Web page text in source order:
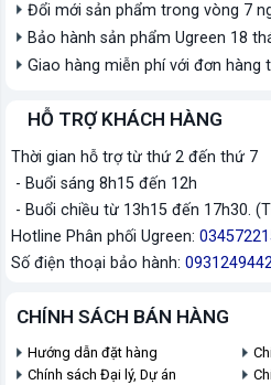
Đổi mới sản phẩm trong vòng 7
Bảo hành sản phẩm Ugreen 18
Giao hàng miễn phí với đơn hàng
HỖ TRỢ KHÁCH HÀNG
Thời gian hỗ trợ từ thứ 2 đến thứ 7
- Buổi sáng 8h15 đến 12h
- Buổi chiều từ 13h15 đến 17h30.
Hotline Phân phối Ugreen:
Số điện thoại bảo hành:
CHÍNH SÁCH BÁN HÀNG
Hướng dẫn đặt hàng
Chính sách Đại lý, Dự án